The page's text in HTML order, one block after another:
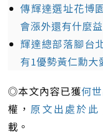
傳輝達選址花博
會漲外還有什麼
輝達總部落腳台
有1優勢黃仁勳大
◎本文內容已獲何
權， 原文出處於此
載。